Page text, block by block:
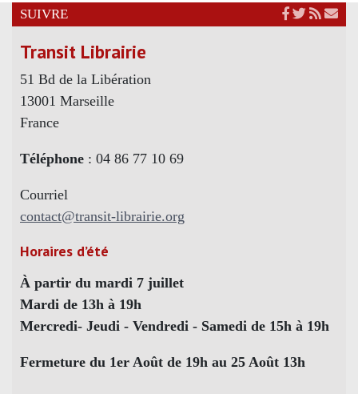
SUIVRE
Transit Librairie
51 Bd de la Libération
13001 Marseille
France
Téléphone : 04 86 77 10 69
Courriel
contact@transit-librairie.org
Horaires d’été
À partir du mardi 7 juillet
Mardi de 13h à 19h
Mercredi- Jeudi - Vendredi - Samedi de 15h à 19h
Fermeture du 1er Août de 19h au 25 Août 13h